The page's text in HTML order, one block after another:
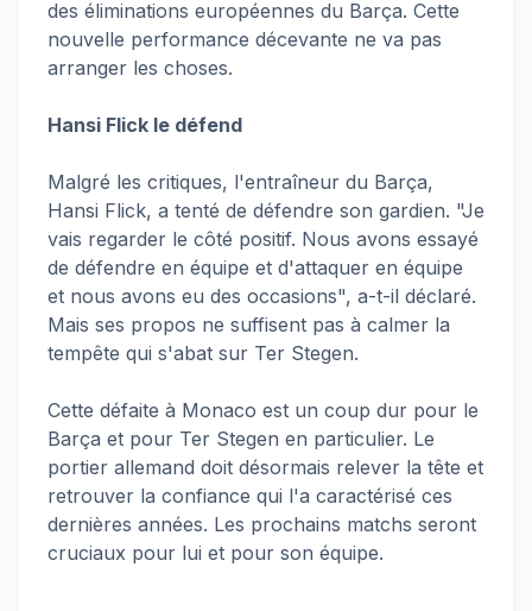
des éliminations européennes du Barça. Cette
nouvelle performance décevante ne va pas
arranger les choses.
Hansi Flick le défend
Malgré les critiques, l'entraîneur du Barça,
Hansi Flick, a tenté de défendre son gardien. "Je
vais regarder le côté positif. Nous avons essayé
de défendre en équipe et d'attaquer en équipe
et nous avons eu des occasions", a-t-il déclaré.
Mais ses propos ne suffisent pas à calmer la
tempête qui s'abat sur Ter Stegen.
Cette défaite à Monaco est un coup dur pour le
Barça et pour Ter Stegen en particulier. Le
portier allemand doit désormais relever la tête et
retrouver la confiance qui l'a caractérisé ces
dernières années. Les prochains matchs seront
cruciaux pour lui et pour son équipe.